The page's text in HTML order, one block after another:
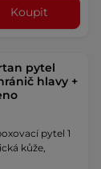
Koupit
pytel
hlavy +
pytel 1
kůže,